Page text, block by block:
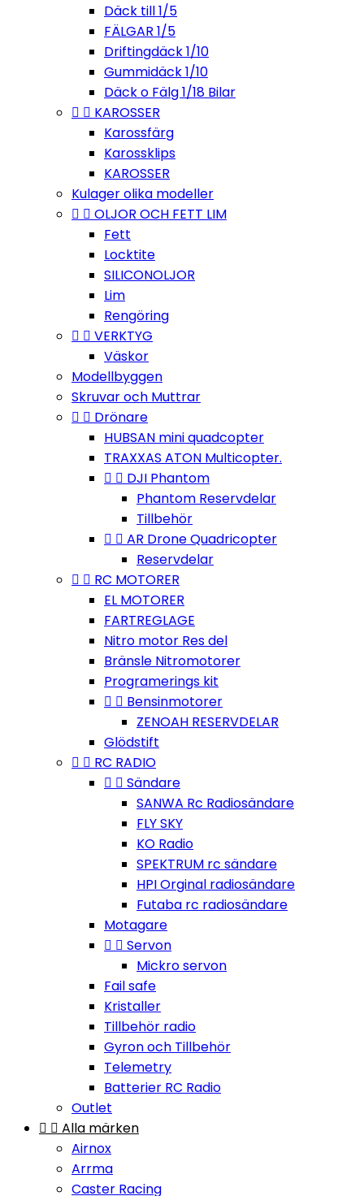
Däck till 1/5
FÄLGAR 1/5
Driftingdäck 1/10
Gummidäck 1/10
Däck o Fälg 1/18 Bilar
  KAROSSER
Karossfärg
Karossklips
KAROSSER
Kulager olika modeller
  OLJOR OCH FETT LIM
Fett
Locktite
SILICONOLJOR
Lim
Rengöring
  VERKTYG
Väskor
Modellbyggen
Skruvar och Muttrar
  Drönare
HUBSAN mini quadcopter
TRAXXAS ATON Multicopter.
  DJI Phantom
Phantom Reservdelar
Tillbehör
  AR Drone Quadricopter
Reservdelar
  RC MOTORER
EL MOTORER
FARTREGLAGE
Nitro motor Res del
Bränsle Nitromotorer
Programerings kit
  Bensinmotorer
ZENOAH RESERVDELAR
Glödstift
  RC RADIO
  Sändare
SANWA Rc Radiosändare
FLY SKY
KO Radio
SPEKTRUM rc sändare
HPI Orginal radiosändare
Futaba rc radiosändare
Motagare
  Servon
Mickro servon
Fail safe
Kristaller
Tillbehör radio
Gyron och Tillbehör
Telemetry
Batterier RC Radio
Outlet
  Alla märken
Airnox
Arrma
Caster Racing